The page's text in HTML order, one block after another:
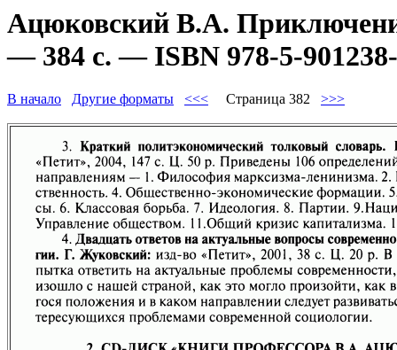
Ацюковский В.А.
— 384 с. — ISBN 978-5-
В начало Другие форматы <<< Страница 382 >>>